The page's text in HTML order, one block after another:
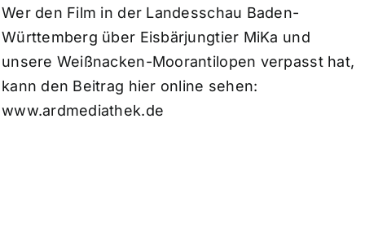
Wer den Film in der Landesschau Baden-
Württemberg über Eisbärjungtier MiKa und
unsere Weißnacken-Moorantilopen verpasst hat,
kann den Beitrag hier online sehen:
www.ardmediathek.de